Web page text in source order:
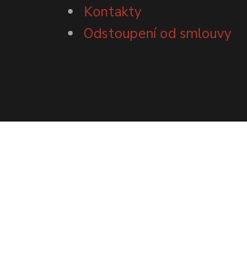
Kontakty
Odstoupení od smlouvy